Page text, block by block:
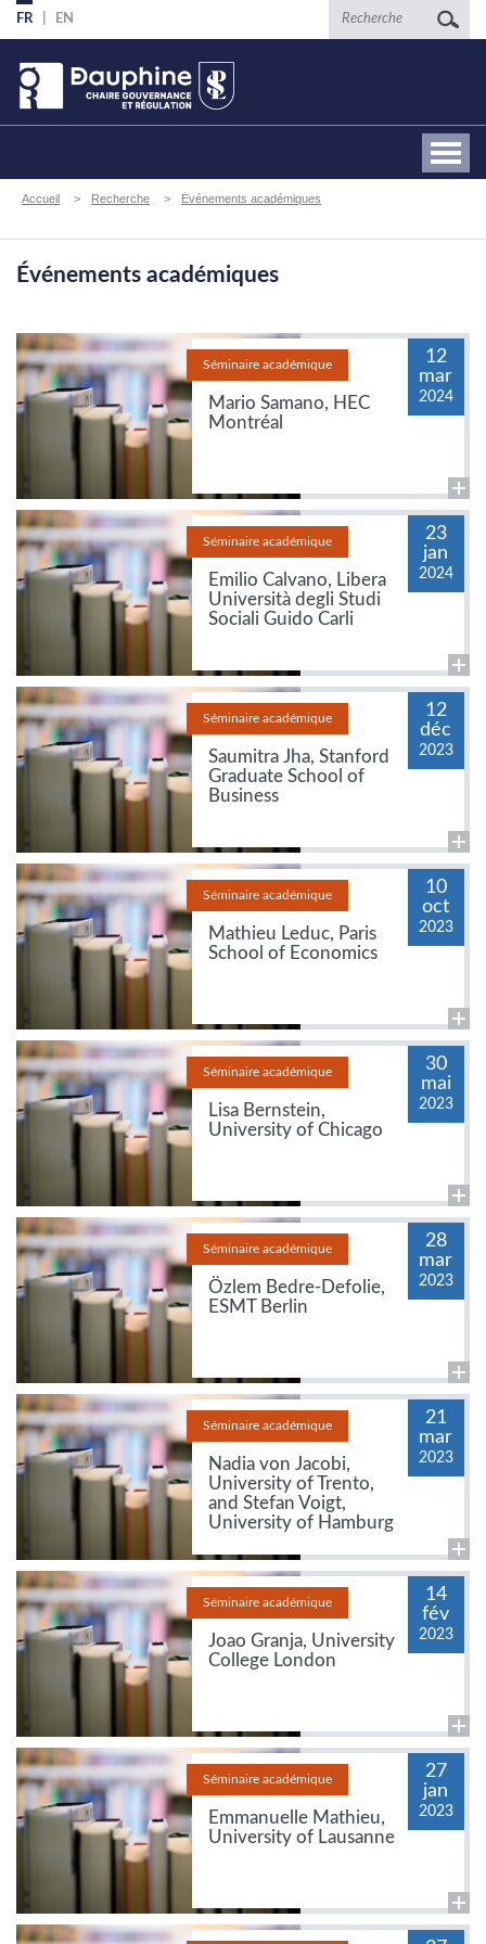
Aller
au
contenu
principal
FR EN Recherche
Fil
Accueil Recherche Événements académiques
Événements académiques
Séminaire académique
Mario Samano, HEC
Montréal
12
mar
2024
Séminaire académique
Emilio Calvano, Libera
Università degli Studi
Sociali Guido Carli
23
jan
2024
Séminaire académique
Saumitra Jha, Stanford
Graduate School of
Business
12
déc
2023
Séminaire académique
Mathieu Leduc, Paris
School of Economics
10
oct
2023
Séminaire académique
Lisa Bernstein,
University of Chicago
30
mai
2023
Séminaire académique
Özlem Bedre-Defolie,
ESMT Berlin
28
mar
2023
Séminaire académique
Nadia von Jacobi,
University of Trento,
and Stefan Voigt,
University of Hamburg
21
mar
2023
Séminaire académique
Joao Granja, University
College London
14
fév
2023
Séminaire académique
Emmanuelle Mathieu,
University of Lausanne
27
jan
2023